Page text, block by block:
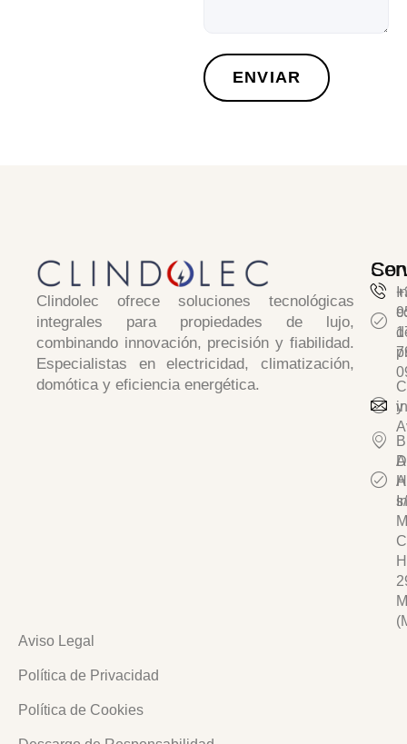
ENVIAR
Clindolec ofrece soluciones tecnológicas
integrales para propiedades de lujo,
combinando innovación, precisión y fiabilidad.
Especialistas enelectricidad, climatización,
domótica y eficiencia energética.
y
Aviso Legal
Política de Privacidad
Política de Cookies